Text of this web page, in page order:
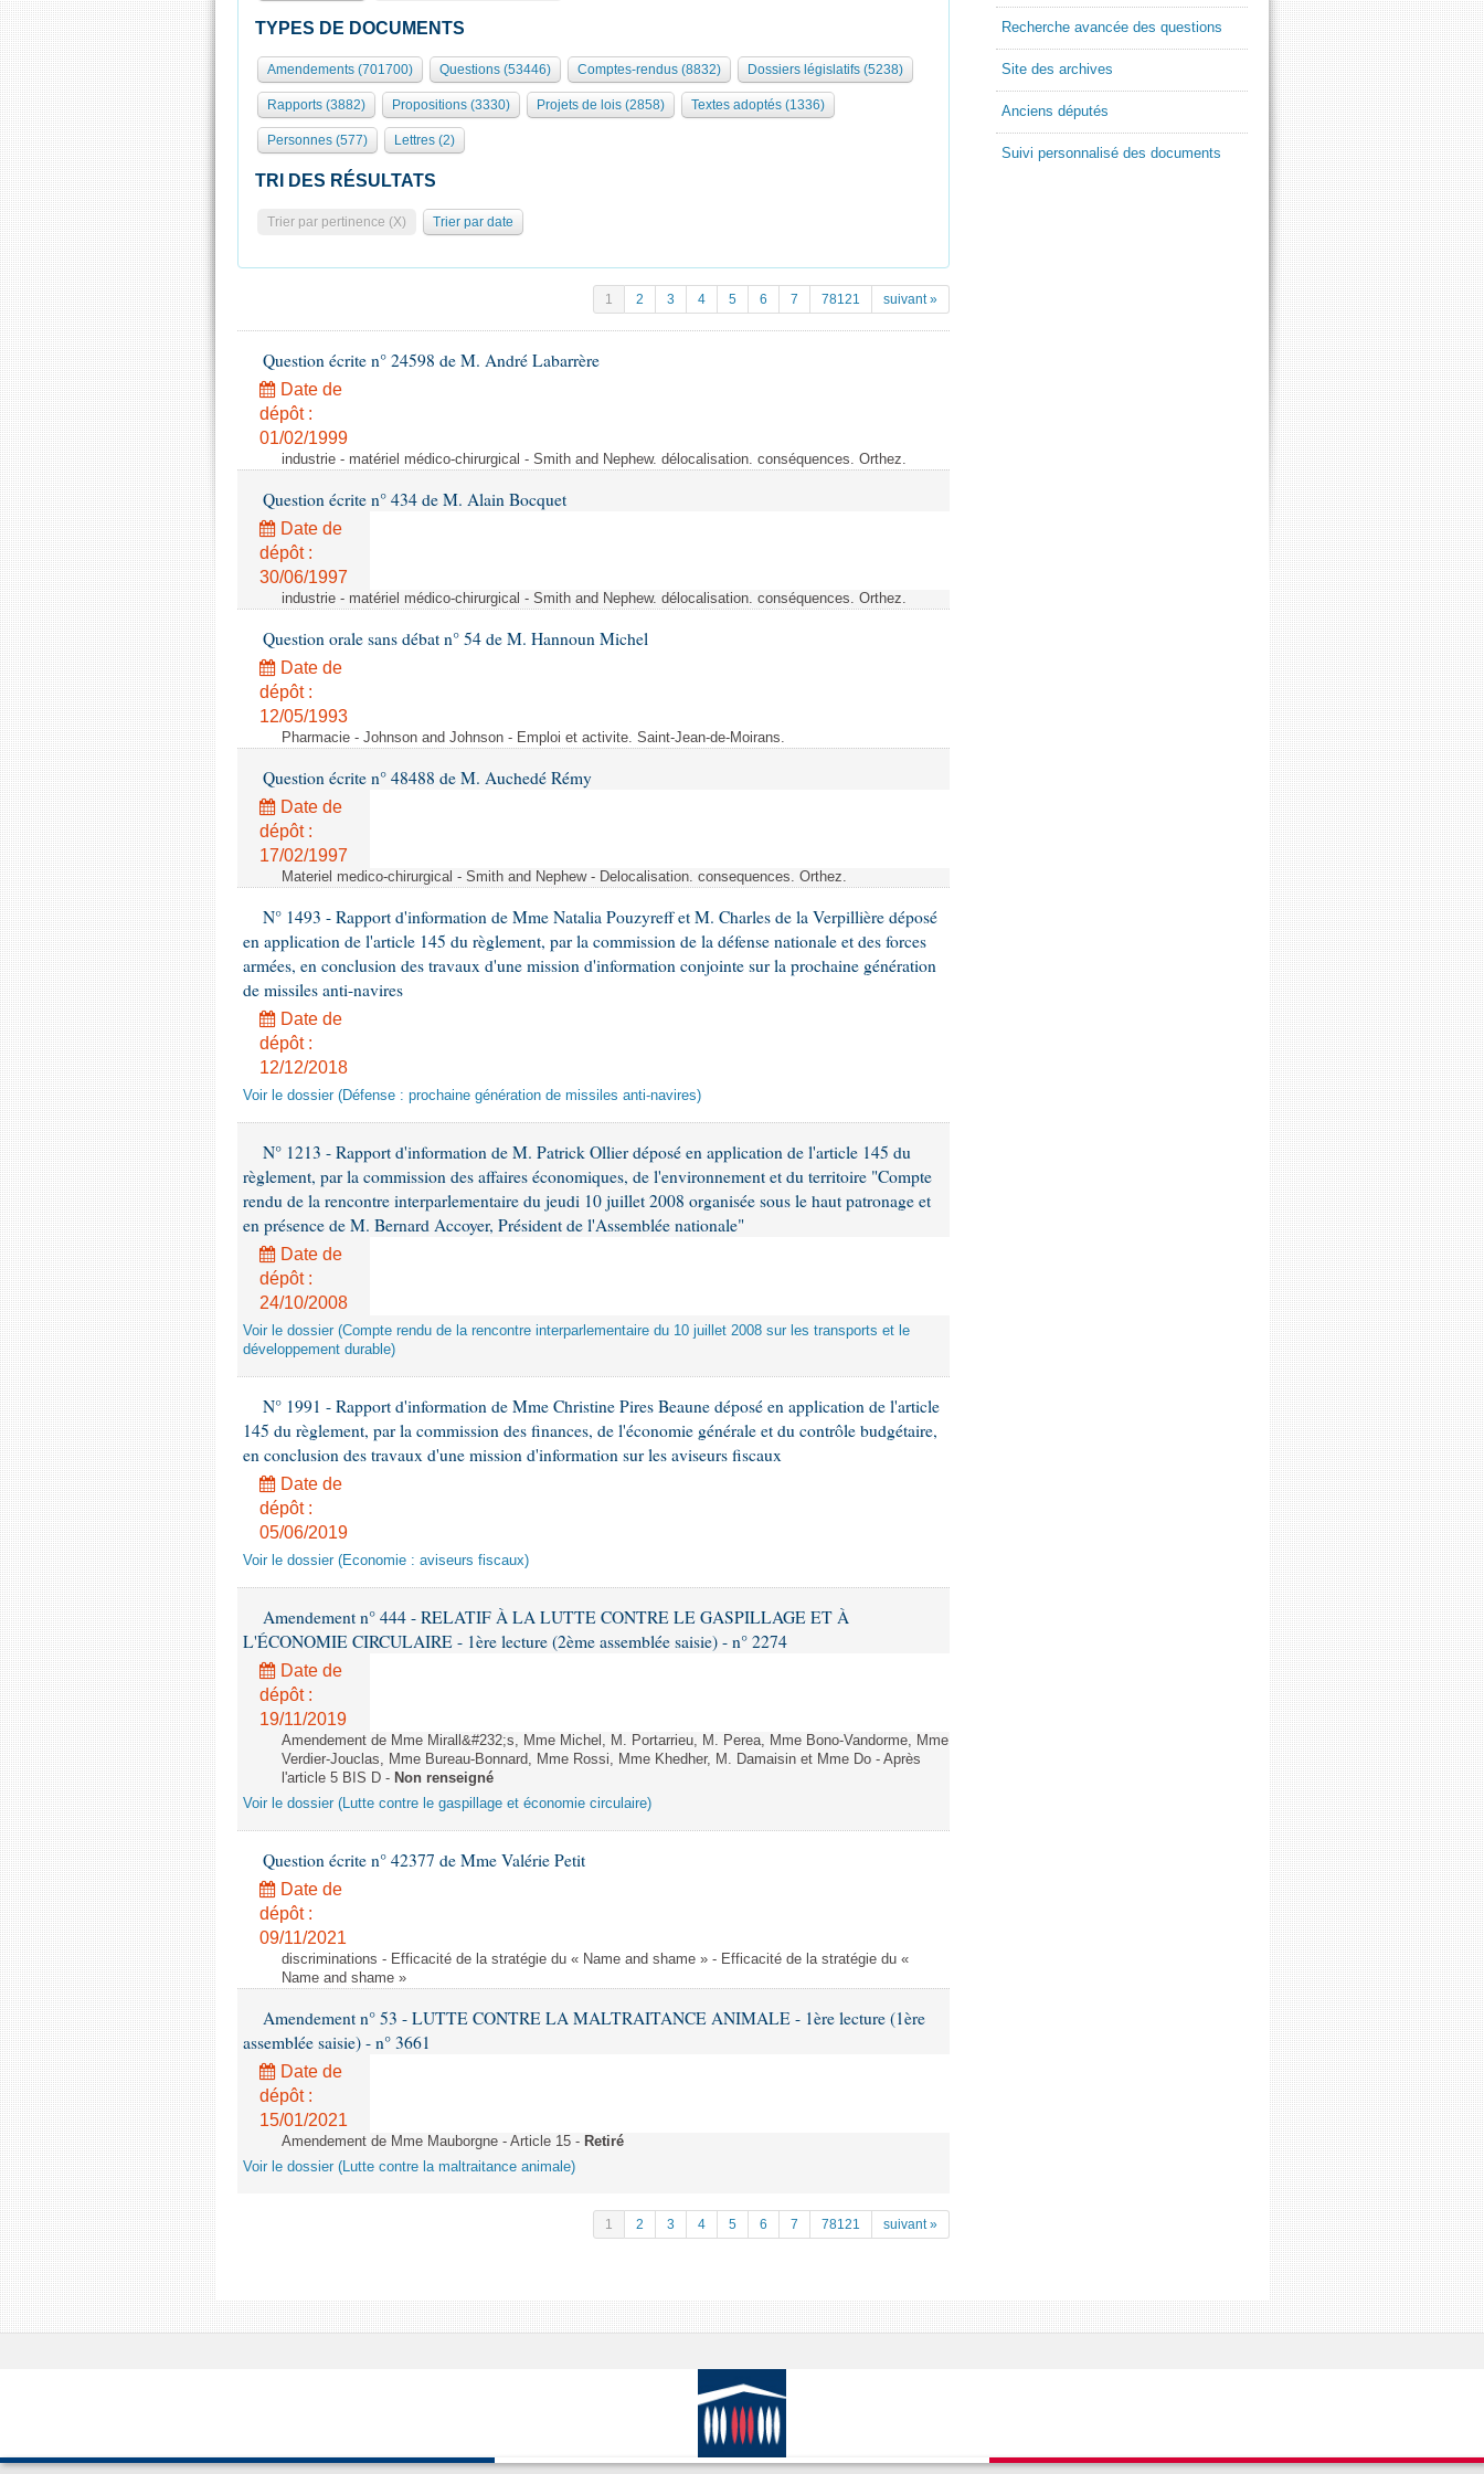
TYPES DE DOCUMENTS
Amendements (701700) Questions (53446) Comptes-rendus (8832) Dossiers législatifs (5238)
Rapports (3882) Propositions (3330) Projets de lois (2858) Textes adoptés (1336)
Personnes (577) Lettres (2)
TRI DES RÉSULTATS
Trier par pertinence (X) Trier par date
1 2 3 4 5 6 7 78121 suivant »
Question écrite n° 24598 de M. André Labarrère
Date de
dépôt :
01/02/1999
industrie - matériel médico-chirurgical - Smith and Nephew. délocalisation. conséquences. Orthez.
Question écrite n° 434 de M. Alain Bocquet
Date de
dépôt :
30/06/1997
industrie - matériel médico-chirurgical - Smith and Nephew. délocalisation. conséquences. Orthez.
Question orale sans débat n° 54 de M. Hannoun Michel
Date de
dépôt :
12/05/1993
Pharmacie - Johnson and Johnson - Emploi et activite. Saint-Jean-de-Moirans.
Question écrite n° 48488 de M. Auchedé Rémy
Date de
dépôt :
17/02/1997
Materiel medico-chirurgical - Smith and Nephew - Delocalisation. consequences. Orthez.
N° 1493 - Rapport d'information de Mme Natalia Pouzyreff et M. Charles de la Verpillière déposé
en application de l'article 145 du règlement, par la commission de la défense nationale et des forces
armées, en conclusion des travaux d'une mission d'information conjointe sur la prochaine génération
de missiles anti-navires
Date de
dépôt :
12/12/2018
Voir le dossier (Défense : prochaine génération de missiles anti-navires)
N° 1213 - Rapport d'information de M. Patrick Ollier déposé en application de l'article 145 du
règlement, par la commission des affaires économiques, de l'environnement et du territoire "Compte
rendu de la rencontre interparlementaire du jeudi 10 juillet 2008 organisée sous le haut patronage et
en présence de M. Bernard Accoyer, Président de l'Assemblée nationale"
Date de
dépôt :
24/10/2008
Voir le dossier (Compte rendu de la rencontre interparlementaire du 10 juillet 2008 sur les transports et le
développement durable)
N° 1991 - Rapport d'information de Mme Christine Pires Beaune déposé en application de l'article
145 du règlement, par la commission des finances, de l'économie générale et du contrôle budgétaire,
en conclusion des travaux d'une mission d'information sur les aviseurs fiscaux
Date de
dépôt :
05/06/2019
Voir le dossier (Economie : aviseurs fiscaux)
Amendement n° 444 - RELATIF À LA LUTTE CONTRE LE GASPILLAGE ET À
L'ÉCONOMIE CIRCULAIRE - 1ère lecture (2ème assemblée saisie) - n° 2274
Date de
dépôt :
19/11/2019
Amendement de Mme Mirall&#232;s, Mme Michel, M. Portarrieu, M. Perea, Mme Bono-Vandorme, Mme
Verdier-Jouclas, Mme Bureau-Bonnard, Mme Rossi, Mme Khedher, M. Damaisin et Mme Do - Après
l'article 5 BIS D - Non renseigné
Voir le dossier (Lutte contre le gaspillage et économie circulaire)
Question écrite n° 42377 de Mme Valérie Petit
Date de
dépôt :
09/11/2021
discriminations - Efficacité de la stratégie du « Name and shame » - Efficacité de la stratégie du «
Name and shame »
Amendement n° 53 - LUTTE CONTRE LA MALTRAITANCE ANIMALE - 1ère lecture (1ère
assemblée saisie) - n° 3661
Date de
dépôt :
15/01/2021
Amendement de Mme Mauborgne - Article 15 - Retiré
Voir le dossier (Lutte contre la maltraitance animale)
1 2 3 4 5 6 7 78121 suivant »
Recherche avancée des questions
Site des archives
Anciens députés
Suivi personnalisé des documents